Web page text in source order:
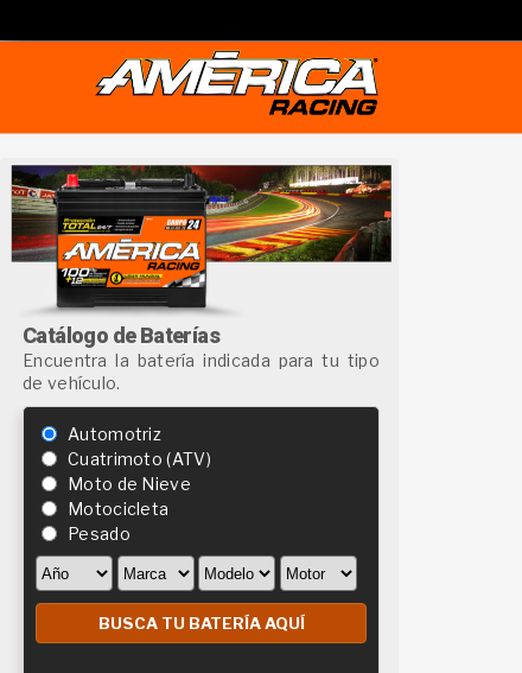
Catálogo de Baterías
Encuentra la batería indicada para tu tipo
de vehículo.
Automotriz
Cuatrimoto (ATV)
Moto de Nieve
Motocicleta
Pesado